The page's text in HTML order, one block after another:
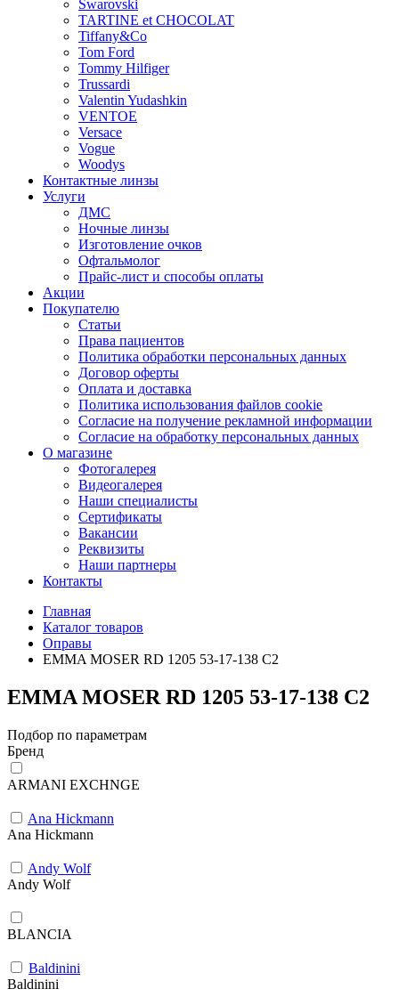
Swarovski
TARTINE et CHOCOLAT
Tiffany&Co
Tom Ford
Tommy Hilfiger
Trussardi
Valentin Yudashkin
VENTOE
Versace
Vogue
Woodys
Контактные линзы
Услуги
ДМС
Ночные линзы
Изготовление очков
Офтальмолог
Прайс-лист и способы оплаты
Акции
Покупателю
Статьи
Права пациентов
Политика обработки персональных данных
Договор оферты
Оплата и доставка
Политика использования файлов cookie
Согласие на получение рекламной информации
Согласие на обработку персональных данных
О магазине
Фотогалерея
Видеогалерея
Наши специалисты
Сертификаты
Вакансии
Реквизиты
Наши партнеры
Контакты
Главная
Каталог товаров
Оправы
EMMA MOSER RD 1205 53-17-138 C2
EMMA MOSER RD 1205 53-17-138 C2
Подбор по параметрам
Бренд
ARMANI EXCHNGE
Ana Hickmann
Ana Hickmann
Andy Wolf
Andy Wolf
BLANCIA
Baldinini
Baldinini